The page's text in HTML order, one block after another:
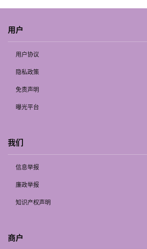
用户
用户协议
隐私政策
免责声明
曝光平台
我们
信息举报
廉政举报
知识产权声明
商户